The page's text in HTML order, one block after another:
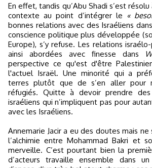
En effet, tandis qu’Abu Shadi s’est résolu à s'adapter dans ce
contexte au point d’intégrer le «
bonnes relations avec des Israéliens
conscience politique plus développée
Europe), s’y refuse. Les relations
ainsi abordées avec finesse dans
perspective ce qu'est d'être
l'actuel Israël. Une minorité qui a
terres plutôt que de s’en aller pour
réfugiés. Quitte à devoir prendre des
israéliens qui n’impliquent pas pour
avec les Israéliens.
Annemarie Jacir a eu des doutes mais
l’alchimie entre Mohammad Bakri et
merveille. C’est pourtant bien la
d’acteurs travaille ensemble dans